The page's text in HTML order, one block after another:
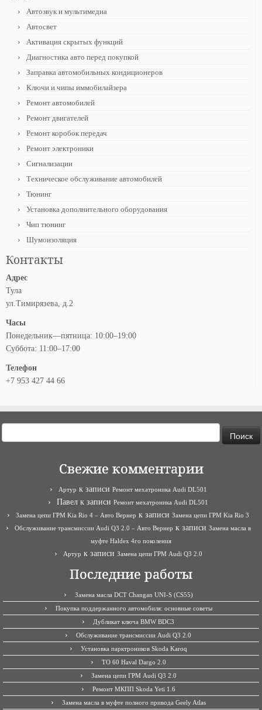
Автозвук и мультимедиа
Автосвет
Активация скрытых функций
Диагностика авто перед покупкой
Заправка автомобильных кондиционеров
Ключи и чипы иммобилайзера
Ремонт автомобилей
Ремонт двигателей
Ремонт коробок передач
Ремонт электроники
Сигнализации
Техническое обслуживание автомобилей
Тюнинг
Установка дополнительного оборудования
Чип тюнинг
Шумоизоляция
Контакты
Адрес
Тула
ул.Тимирязева, д.2
Часы
Понедельник—пятница: 10:00–19:00
Суббота: 11:00–17:00
Телефон
+7 953 427 44 66
Свежие комментарии
Артур к записи Ремонт мехатроника Audi DL501
Павел к записи Ремонт мехатроника Audi DL501
Замена цепи ГРМ Kia Rio 4 – Авто Вернер к записи Замена цепи ГРМ Kia Rio 3
Обслуживание трансмиссии Audi Q3 2.0 – Авто Вернер к записи Замена масла в
муфте Haldex 4го поколения
Артур к записи Замена цепи ГРМ Audi Q3 2.0
Последние работы
Замена масла DCT Changan UNI-S (CS55)
Покупка поддержанного автомобиля: основные советы
Дубликат ключа BMW BDC3
Обслуживание трансмиссии Audi Q3 2.0
Установка парктроников Skoda Karoq
ТО 60 Haval Dargo 2.0
Замена цепи ГРМ Audi Q3 2.0
Ремонт МКПП Skoda Yeti 1.6
Замена масла в муфте полного привода Geely Atlas